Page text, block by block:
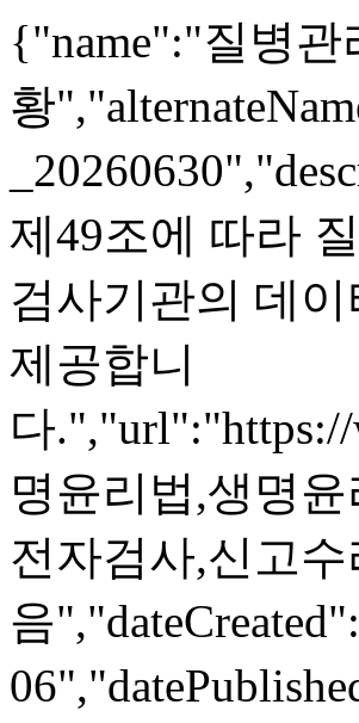
{"name":"질병
황
제49조에 따라
검사기관의 데
제공합니
다.","url":"https://
명윤리법,생명
전자검사,신고
음